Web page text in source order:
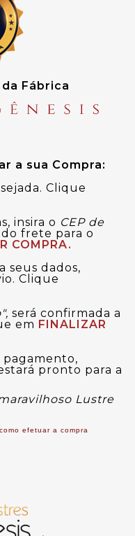
Fábrica
a sua Compra:
Clique
insira o CEP de
frete para o
COMPRA.
seus dados,
Clique
será confirmada a
em FINALIZAR
pagamento,
pronto para a
Lustre
efetuar a compra